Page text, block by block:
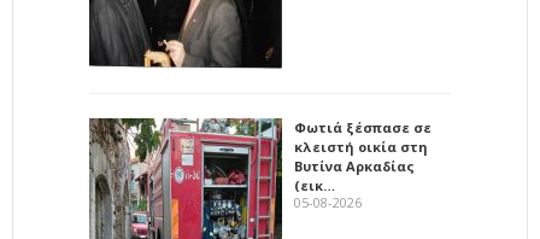
Φωτιά ξέσπασε σε
κλειστή οικία στη
Βυτίνα Αρκαδίας
(εικ…
05-08-2026